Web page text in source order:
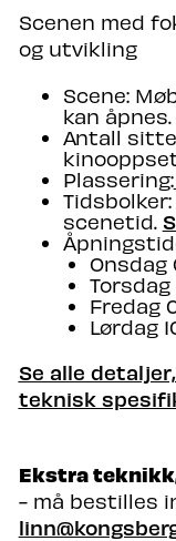
Scenen med
og utvikling
Scene:
kan
Antall
Plassering:
scenetid.
Onsdag
Fredag
Lørdag
Se alle
teknisk
Ekstra
- må bestilles